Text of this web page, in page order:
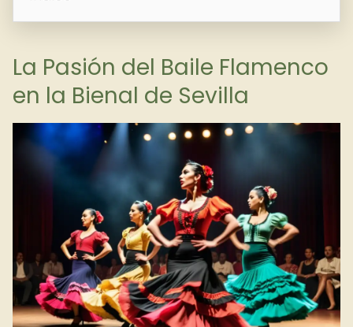
La Pasión del Baile Flamenco
en la Bienal de Sevilla